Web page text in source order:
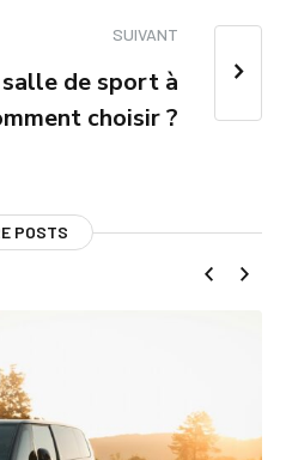
SUIVANT
de sport à
choisir ?
POSTS